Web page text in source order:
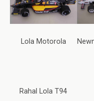
Lola Motorola
Rahal Lola T94